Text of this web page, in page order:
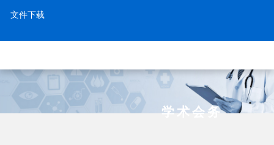
文件下载
学术会务